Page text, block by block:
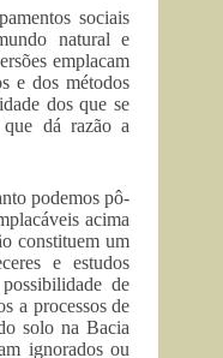
sociais
natural e
emplacam
e dos métodos
dos que se
que dá razão a
podemos pô-
acima
constituem um
e estudos
de
a processos de
solo na Bacia
ignorados ou